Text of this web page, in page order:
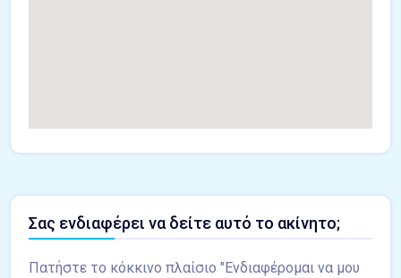
Σας ενδιαφέρει να δείτε αυτό το ακίνητο;
Πατήστε το κόκκινο πλαίσιο "Ενδιαφέρομαι να μου